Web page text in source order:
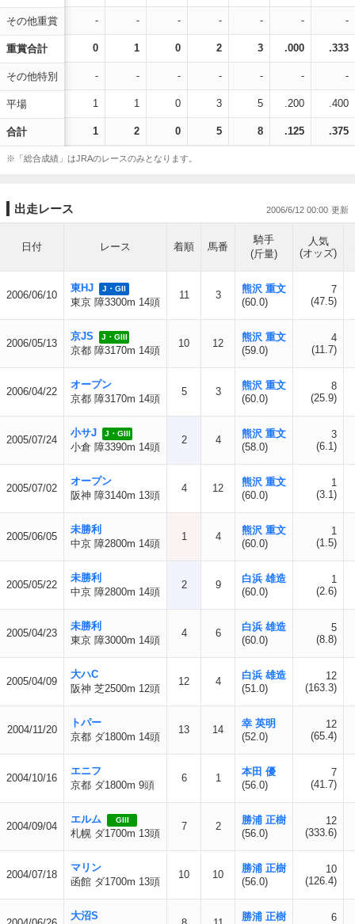
その他重賞
重賞合計
その他特別
平場
合計
- - - - - - -
0 1 0 2 3 .000 .333
- - - - - - -
1 1 0 3 5 .200 .400
1 2 0 5 8 .125 .375
※「総合成績」はJRAのレースのみとなります。
出走レース 2006/6/12 00:00
日付 レース 着順 馬番
騎手
(斤量)
人気
(オッズ)
2006/06/10
東HJ J・GII
東京 障3300m 14頭
11 3
熊沢 重文
(60.0)
7
(47.5)
2006/05/13
京JS J・GIII
京都 障3170m 14頭
10 12
熊沢 重文
(59.0)
4
(11.7)
2006/04/22
オープン
京都 障3170m 14頭
5 3
熊沢 重文
(60.0)
8
(25.9)
2005/07/24
小サJ J・GIII
小倉 障3390m 14頭
2 4
熊沢 重文
(58.0)
3
(6.1)
2005/07/02
オープン
阪神 障3140m 13頭
4 12
熊沢 重文
(60.0)
1
(3.1)
2005/06/05
未勝利
中京 障2800m 14頭
1 4
熊沢 重文
(60.0)
1
(1.5)
2005/05/22
未勝利
中京 障2800m 14頭
2 9
白浜 雄造
(60.0)
1
(2.6)
2005/04/23
未勝利
東京 障3000m 14頭
4 6
白浜 雄造
(60.0)
5
(8.8)
2005/04/09
大ハC
阪神 芝2500m 12頭
12 4
白浜 雄造
(51.0)
12
(163.3)
2004/11/20
トパー
京都 ダ1800m 14頭
13 14
幸 英明
(52.0)
12
(65.4)
2004/10/16
エニフ
京都 ダ1800m 9頭
6 1
本田 優
(56.0)
7
(41.7)
2004/09/04
エルム GIII
札幌 ダ1700m 13頭
7 2
勝浦 正樹
(56.0)
12
(333.6)
2004/07/18
マリン
函館 ダ1700m 13頭
10 10
勝浦 正樹
(56.0)
10
(126.4)
大沼S 勝浦 正樹
6